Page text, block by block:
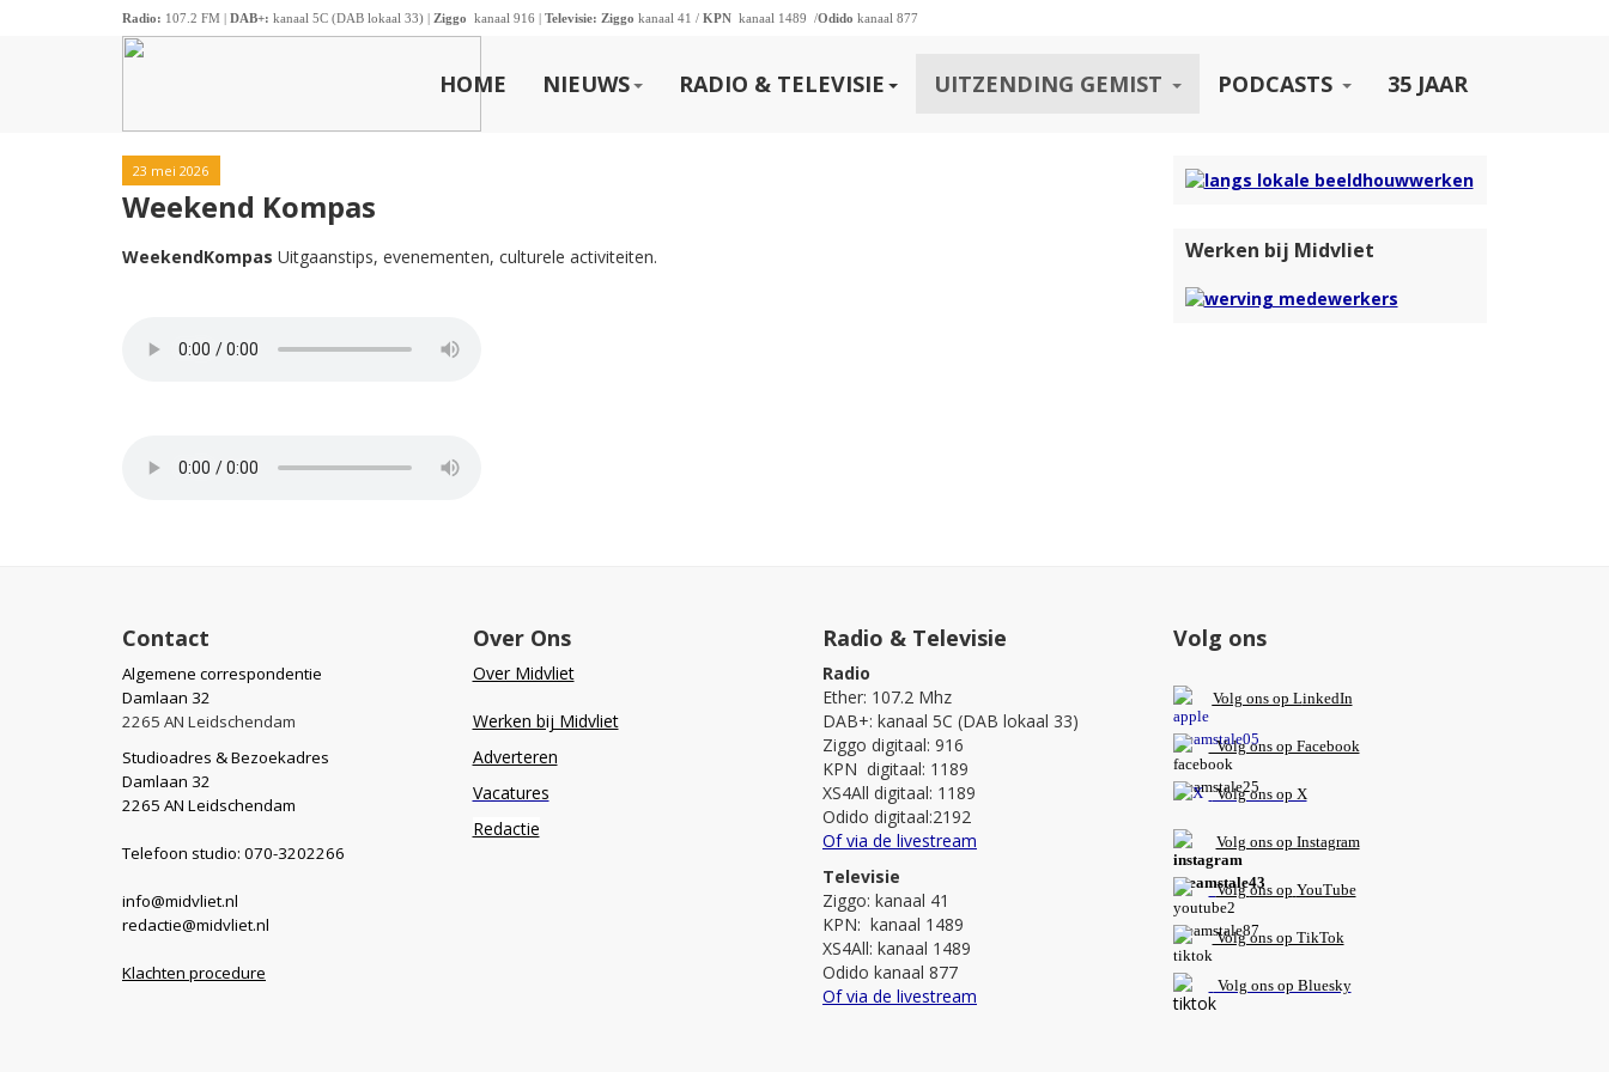
Radio: 107.2 FM | DAB+: kanaal 5C (DAB lokaal 33) | Ziggo kanaal 916 | Televisie: Ziggo kanaal 41 / KPN kanaal 1489 /Odido kanaal 877
HOME NIEUWS RADIO & TELEVISIE UITZENDING GEMIST PODCASTS 35 JAAR
23 mei 2026
Weekend Kompas
WeekendKompas Uitgaanstips, evenementen, culturele activiteiten. Werken bij Midvliet
Contact
Algemene correspondentie
Damlaan 32
2265 AN Leidschendam
Studioadres & Bezoekadres
Damlaan 32
2265 AN Leidschendam
Telefoon studio: 070-3202266
info@midvliet.nl
redactie@midvliet.nl
Klachten procedure
Over Ons
Over Midvliet
Werken bij Midvliet
Adverteren
Vacatures
Redactie
Radio & Televisie
Radio
Ether: 107.2 Mhz
DAB+: kanaal 5C (DAB lokaal 33)
Ziggo digitaal: 916
KPN digitaal: 1189
XS4All digitaal: 1189
Odido digitaal:2192
Of via de livestream
Televisie
Ziggo: kanaal 41
KPN: kanaal 1489
XS4All: kanaal 1489
Odido kanaal 877
Of via de livestream
Volg ons
Volg ons op LinkedIn
Volg ons op Facebook
Volg ons op X
Volg ons op Instagram
Volgons op YouTube
Volg ons op TikTok
Volg ons op Bluesky